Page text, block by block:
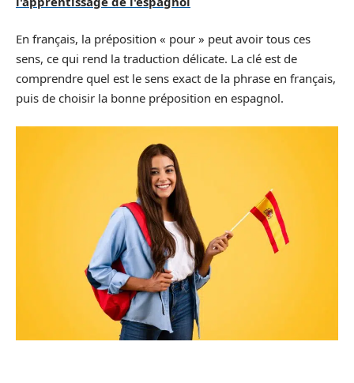
En français, la préposition « pour » peut avoir tous ces
sens, ce qui rend la traduction délicate. La clé est de
comprendre quel est le sens exact de la phrase en français,
puis de choisir la bonne préposition en espagnol.